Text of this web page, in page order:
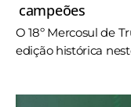
campeões
O 18º Mercosul de
edição histórica